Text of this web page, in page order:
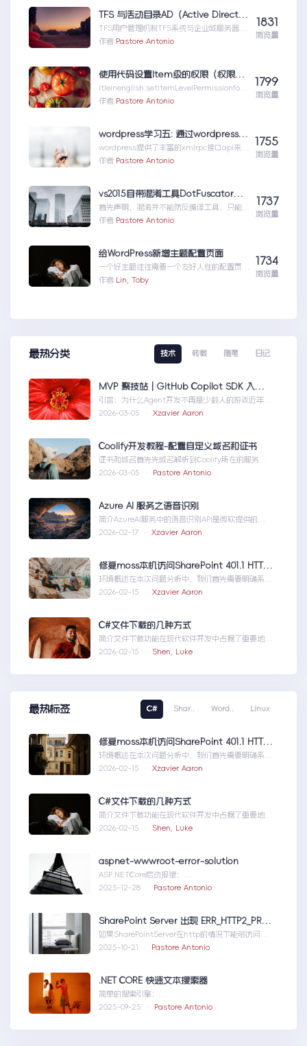
TFS 与活动目录AD（Active Directory)的同步机制
TFS用户管理机制TFS系统与企业域服务器用
户系统（或本地计算机用户系统）高度集成在
作者:Pastore Antonio
1831
浏览量
使用代码设置Item级的权限（权限总结1）
itleinenglish:setItemLevelPermissionforS
har...使用代码设置Item级的权限（权限总结
作者:Pastore Antonio
1799
浏览量
wordpress学习五: 通过wordpress_xmlrpc的python包远程操作wordpress
wordpress提供了丰富的xmlrpc接口api来供
我们远程操控wp的内容。伟大的开源社区有
wordpress
作者:Pastore Antonio
1755
浏览量
vs2015自带混淆工具DotFuscator使用方法（超简单）
首先声明，混淆并不能防反编译工具，只能增
加反编译出来的代码阅读难度（把方法和变量
作者:Pastore Antonio
1737
浏览量
给WordPress新增主题配置页面
一个好主题往往需要一个友好人性的配置页
面，那怎么做呢？请听我细细道来。
作者: Lin, Toby
1734
浏览量
最热分类 技术 转载 随笔 日记
MVP 聚技站｜GitHub Copilot SDK 入门：五分钟构建你的第一个 AI Agent
引言：为什么Agent开发不再是少数人的游戏近年
来，随着人工智能技术的快速发展，AIAgen...MVP
2026-03-05 · Xzavier Aaron
Coolify开发教程-配置自定义域名和证书
证书和域名首先先域名解析到Coolify所在的服务
器，然后获取你的证书NGINX版本的，这里就不
2026-03-05 · Pastore Antonio
Azure AI 服务之语音识别
简介AzureAI服务中的语音识别API是微软提供的一
项先进技术，旨在帮助开发者轻松实现语...AzureAI
2026-02-17 · Xzavier Aaron
修复moss本机访问SharePoint 401.1 HTTP错误
环境概述在本次问题分析中，我们首先需要明确系统
的运行环境。了解环境配置不仅能帮助我们定位问
2026-02-15 · Xzavier Aaron
C#文件下载的几种方式
简介文件下载功能在现代软件开发中占据了重要地
位，无论是为用户提供资源、分发文档，还是实现数
2026-02-15 · Shen, Luke
最热标签 C# Shar.. Word.. Linux
修复moss本机访问SharePoint 401.1 HTTP错误
环境概述在本次问题分析中，我们首先需要明确系统
的运行环境。了解环境配置不仅能帮助我们定位问
2026-02-15 · Xzavier Aaron
C#文件下载的几种方式
简介文件下载功能在现代软件开发中占据了重要地
位，无论是为用户提供资源、分发文档，还是实现数
2026-02-15 · Shen, Luke
aspnet-wwwroot-error-solution
ASP.NETCore启动报错：
DirectoryNotFoundExceptionwwwroo...aspnet-
2025-12-28 · Pastore Antonio
SharePoint Server 出现 ERR_HTTP2_PROTOCOL_ERROR
如果SharePointServer在http的情况下能够访问，
但是在https下不能访问报错如...SharePointServer
2025-10-21 · Pastore Antonio
.NET CORE 快速文本搜索器
简单的搜索引擎：
usingSystem;usingSystem.Collections.Gen....N
2025-09-25 · Pastore Antonio